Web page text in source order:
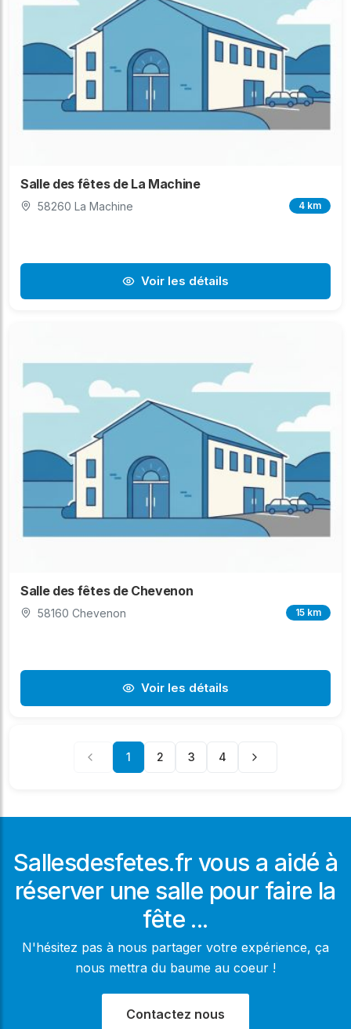
Salle des fêtes de La Machine
58260 La Machine 4 km
Voir les détails
Salle des fêtes de Chevenon
58160 Chevenon 15 km
Voir les détails
1 2 3 4
Sallesdesfetes.fr vous a aidé à
réserver une salle pour faire la
fête ...
N'hésitez pas à nous partager votre expérience, ça
nous mettra du baume au coeur !
Contactez nous